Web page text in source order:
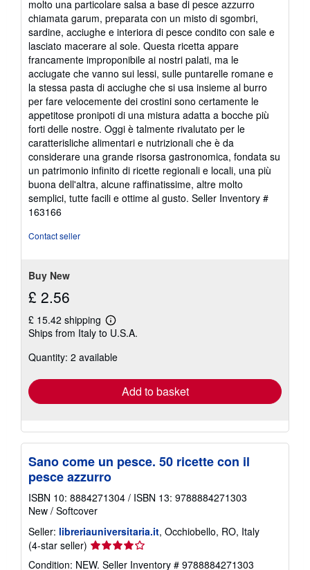
molto una particolare salsa a base di pesce azzurro
chiamata garum, preparata con un misto di sgombri,
sardine, acciughe e interiora di pesce condito con sale e
lasciato macerare al sole. Questa ricetta appare
francamente improponibile ai nostri palati, ma le
acciugate che vanno sui lessi, sulle puntarelle romane e
la stessa pasta di acciughe che si usa insieme al burro
per fare velocemente dei crostini sono certamente le
appetitose pronipoti di una mistura adatta a bocche più
forti delle nostre. Oggi è talmente rivalutato per le
caratterisliche alimentari e nutrizionali che è da
considerare una grande risorsa gastronomica, fondata su
un patrimonio infinito di ricette regionali e locali, una più
buona dell'altra, alcune raffinatissime, altre molto
semplici, tutte facili e ottime al gusto. Seller Inventory #
163166
Contact seller
Buy New
£ 2.56
£ 15.42 shipping
Learn
more
shipping
Ships from Italy to U.S.A.
Quantity: 2 available
Add to basket
Sano come un pesce. 50 ricette con il
pesce azzurro
ISBN 10: 8884271304 / ISBN 13: 9788884271303
New / Softcover
Seller: libreriauniversitaria.it, Occhiobello, RO, Italy
(4-star seller) Seller
rating
Condition: NEW. Seller Inventory # 9788884271303